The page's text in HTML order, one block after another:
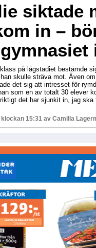
siktade
in –
på lågstadiet bestämde
skulle sträva mot. Även
det sig att intresset för
som en av totalt 30 elever
det har sjunkit in, jag ska
15:31 av Camilla